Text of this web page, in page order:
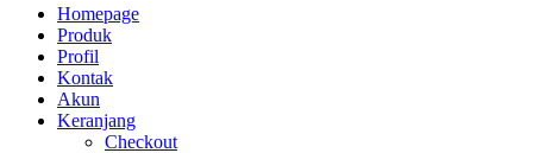
Homepage
Produk
Profil
Kontak
Akun
Keranjang
Checkout